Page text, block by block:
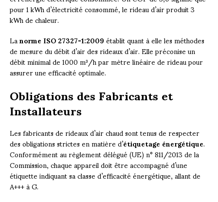
pour 1 kWh d’électricité consommé, le rideau d’air produit 3
kWh de chaleur.
Lanorme ISO 27327-1:2009établit quant à elle les méthodes
de mesure du débit d’air des rideaux d’air. Elle préconise un
débit minimal de 1000 m³/h par mètre linéaire de rideau pour
assurer une efficacité optimale.
Obligations des Fabricants et
Installateurs
Les fabricants de rideaux d’air chaud sont tenus de respecter
des obligations strictes en matière d’étiquetage énergétique.
Conformément au règlement délégué (UE) n° 811/2013 de la
Commission, chaque appareil doit être accompagné d’une
étiquette indiquant sa classe d’efficacité énergétique, allant de
A+++ à G.